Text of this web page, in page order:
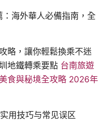
海外華人必備指南，全
略，讓你輕鬆換乘不迷
地鐵轉乘要點 台南旅遊
食與秘境全攻略 2026年
用技巧与常见误区